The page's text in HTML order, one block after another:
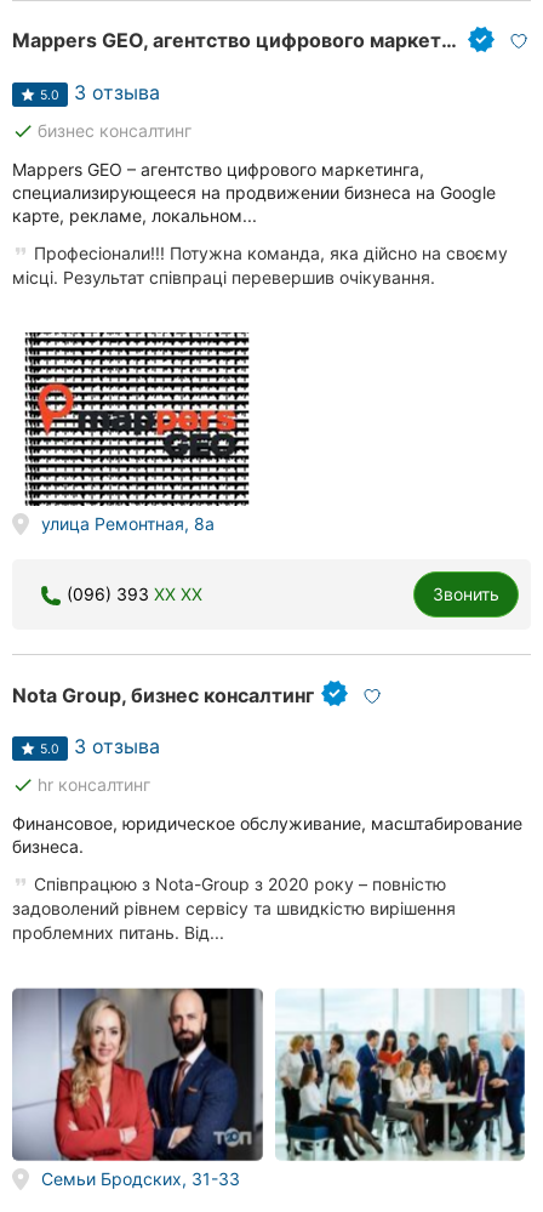
Mappers GEO, агентство цифрового маркетинга
5.0 3 отзыва
done бизнес консалтинг
Mappers GEO – агентство цифрового маркетинга,
специализирующееся на продвижении бизнеса на Google
карте, рекламе, локальном...
Професіонали!!! Потужна команда, яка дійсно на своєму
місці. Результат співпраці перевершив очікування.
улица Ремонтная, 8а
(096) 393 XX XX Звонить
Nota Group, бизнес консалтинг
5.0 3 отзыва
done hr консалтинг
Финансовое, юридическое обслуживание, масштабирование
бизнеса.
Співпрацюю з Nota-Group з 2020 року – повністю
задоволений рівнем сервісу та швидкістю вирішення
проблемних питань. Від...
Семьи Бродских, 31-33